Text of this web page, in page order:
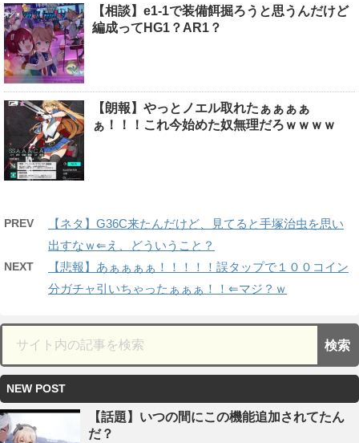
【相談】e1-1で装備餌掘ろうと思うんだけど
編成ってHG1？AR1？
【朗報】やっとノエル取れたぁぁぁぁ
ぁ！！！これ今始めた奴無理だろｗｗｗｗ
PREV
【ネタ】G36C来たんだけど、見てると手塚治虫を思い
出すなｗ⇐え、どういうこと？
NEXT
【悲報】あぁぁぁぁ！！！！！誤タップで１００コイン
分ガチャ引いちゃったぁぁぁ！！⇐マジ？ｗ
NEW POST
【話題】いつの間にこの機能追加されてたん
だ？